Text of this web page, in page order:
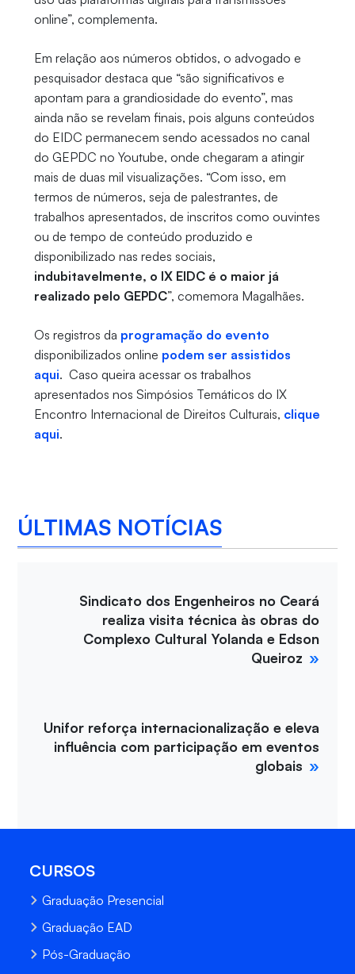
online”, complementa.
Em relação aos números obtidos, o advogado e
pesquisador destaca que “são significativos e
apontam para a grandiosidade do evento”, mas
ainda não se revelam finais, pois alguns conteúdos
do EIDC permanecem sendo acessados no canal
do GEPDC no Youtube, onde chegaram a atingir
mais de duas mil visualizações. “Com isso, em
termos de números, seja de palestrantes, de
trabalhos apresentados, de inscritos como ouvintes
ou de tempo de conteúdo produzido e
disponibilizado nas redes sociais,
indubitavelmente, o IX EIDC é o maior já
realizado pelo GEPDC”, comemora Magalhães.
Os registros da programação do evento
disponibilizados online podem ser assistidos
aqui. Caso queira acessar os trabalhos
apresentados nos Simpósios Temáticos do IX
Encontro Internacional de Direitos Culturais, clique
aqui.
ÚLTIMAS NOTÍCIAS
Sindicato dos Engenheiros no Ceará
realiza visita técnica às obras do
Complexo Cultural Yolanda e Edson
Queiroz
Unifor reforça internacionalização e eleva
influência com participação em eventos
globais
CURSOS
Graduação Presencial
Graduação EAD
Pós-Graduação